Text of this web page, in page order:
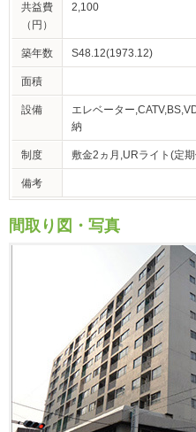
共益費
（円）
2,100
築年数 S48.12(1973.12)
面積
設備
エレベーター
納
制度 敷金2ヵ月,URライト(定
備考
間取り図・写真